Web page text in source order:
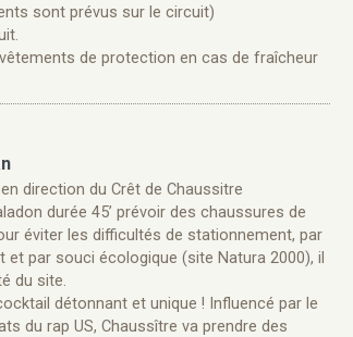
sont prévus sur le circuit)
de protection en cas de fraîcheur
direction du Crêt de Chaussitre
durée 45’ prévoir des chaussures de
éviter les difficultés de stationnement, par
par souci écologique (site Natura 2000), il
du site.
détonnant et unique ! Influencé par le
du rap US, Chaussître va prendre des